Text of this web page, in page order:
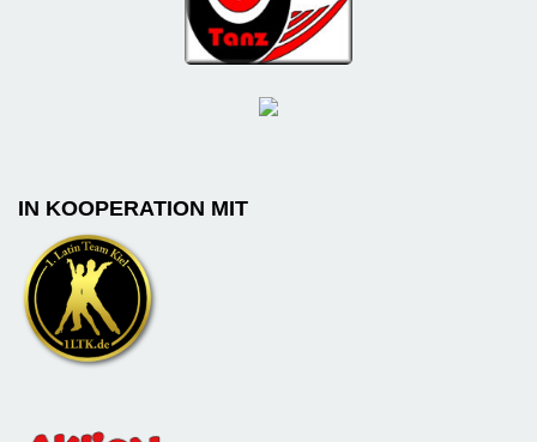
IN KOOPERATION MIT